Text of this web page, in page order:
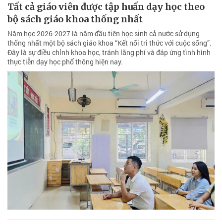
Tất cả giáo viên được tập huấn dạy học theo
bộ sách giáo khoa thống nhất
Năm học 2026-2027 là năm đầu tiên học sinh cả nước sử dụng
thống nhất một bộ sách giáo khoa “Kết nối tri thức với cuộc sống”.
Đây là sự điều chỉnh khoa học, tránh lãng phí và đáp ứng tình hình
thực tiễn dạy học phổ thông hiện nay.